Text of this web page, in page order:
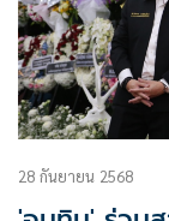
28 กันยายน 2568